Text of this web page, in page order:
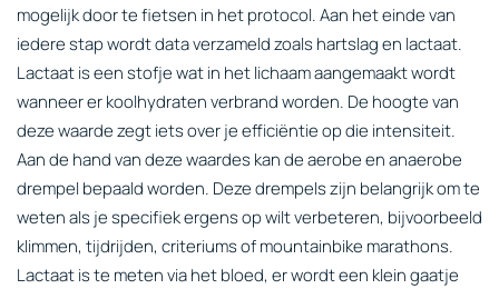
mogelijk door te fietsen in het protocol. Aan het einde van
iedere stap wordt data verzameld zoals hartslag en lactaat.
Lactaat is een stofje wat in het lichaam aangemaakt wordt
wanneer er koolhydraten verbrand worden. De hoogte van
deze waarde zegt iets over je efficiëntie op die intensiteit.
Aan de hand van deze waardes kan de aerobe en anaerobe
drempel bepaald worden. Deze drempels zijn belangrijk om te
weten als je specifiek ergens op wilt verbeteren, bijvoorbeeld
klimmen, tijdrijden, criteriums of mountainbike marathons.
Lactaat is te meten via het bloed, er wordt een klein gaatje